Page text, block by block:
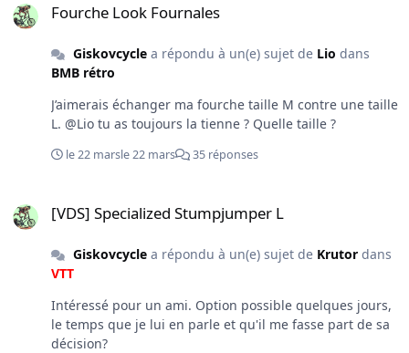
Fourche Look Fournales
Giskovcyclea répondu à un(e) sujet de Lio dans
BMB rétro
J’aimerais échanger ma fourche taille M contre une taille
L. @Lio tu as toujours la tienne ? Quelle taille ?
le 22 marsle 22 mars 35 réponses
[VDS] Specialized Stumpjumper L
Giskovcyclea répondu à un(e) sujet de Krutordans
VTT
Intéressé pour un ami. Option possible quelques jours,
le temps que je lui en parle et qu'il me fasse part de sa
décision?